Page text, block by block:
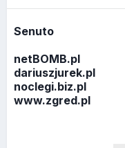
Senuto
netBOMB.pl
dariuszjurek.pl
noclegi.biz.pl
www.zgred.pl